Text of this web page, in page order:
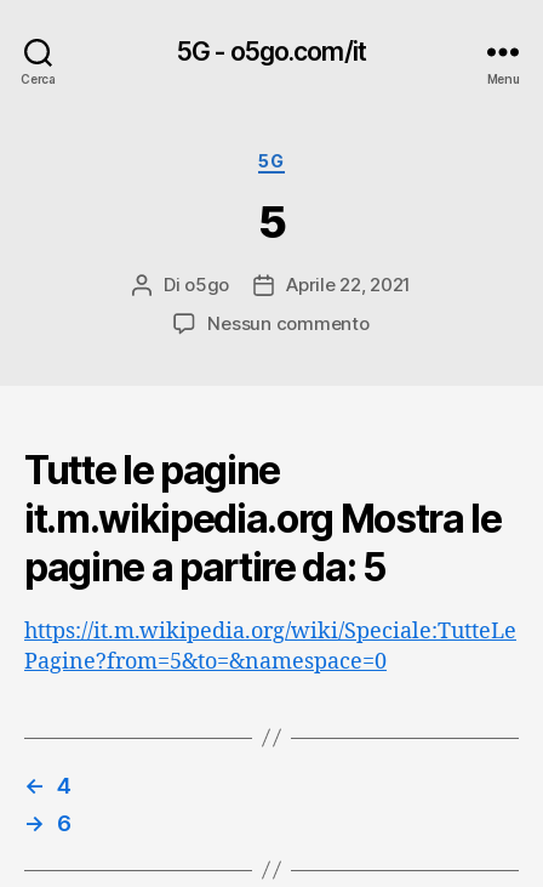
Cerca
5G - o5go.com/it
Menu
Categorie
5G
5
Autore
articolo
Di o5go
DataAprile 22, 2021
Nessun commentosu
Tutte le pagine
it.m.wikipedia.org Mostra le
pagine a partire da: 5
https://it.m.wikipedia.org/wiki/Speciale:TutteLe
Pagine?from=5&to=&namespace=0
← 4
→
6